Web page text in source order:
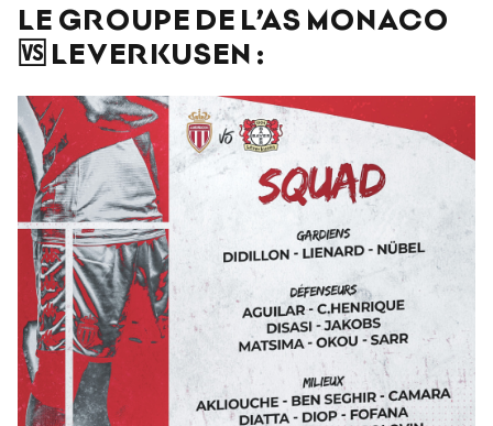
LE GROUPE DE L’AS MONACO
🆚 LEVERKUSEN :